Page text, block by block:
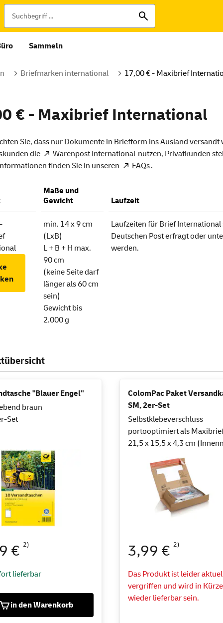
Sammeln
Briefmarken international 17,00 € - Maxibrief
€ - Maxibrief International
Sie, dass nur Dokumente in Briefform ins Ausland
die
Warenpost International nutzen, Privatkunden
finden Sie in unseren
FAQs.
Maße und
Gewicht
Laufzeit
min. 14 x 9 cm
(LxB)
L + B + H max.
90 cm
(keine Seite darf
länger als 60 cm
sein)
Gewicht bis
2.000 g
Laufzeiten für Brief
Deutschen Post erfragt oder
werden.
"Blauer Engel"
braun
Set
€ 2)
lieferbar
in den Warenkorb
ColomPac Paket
SM, 2er-Set
Selbstklebeverschluss
portooptimiert als
21,5 x 15,5 x 4,3 cm
3,99 €2)
Das Produkt ist leider
vergriffen und wird in Kürze
wieder lieferbar sein.